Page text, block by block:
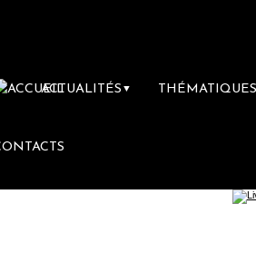
ACTUALITÉS ▼ THÉMATIQUES